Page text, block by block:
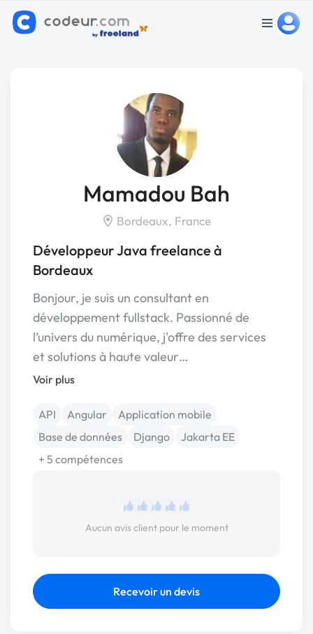
Mamadou Bah
Bordeaux, France
Développeur Java freelance à
Bordeaux
Bonjour, je suis un consultant en
développement fullstack. Passionné de
l’univers du numérique, j'offre des services
et solutions à haute valeur…
Voir plus
API Angular
Application mobile
Base de données
Django
Jakarta EE
+ 5 compétences
Aucun avis client pour le moment
Recevoir un devis